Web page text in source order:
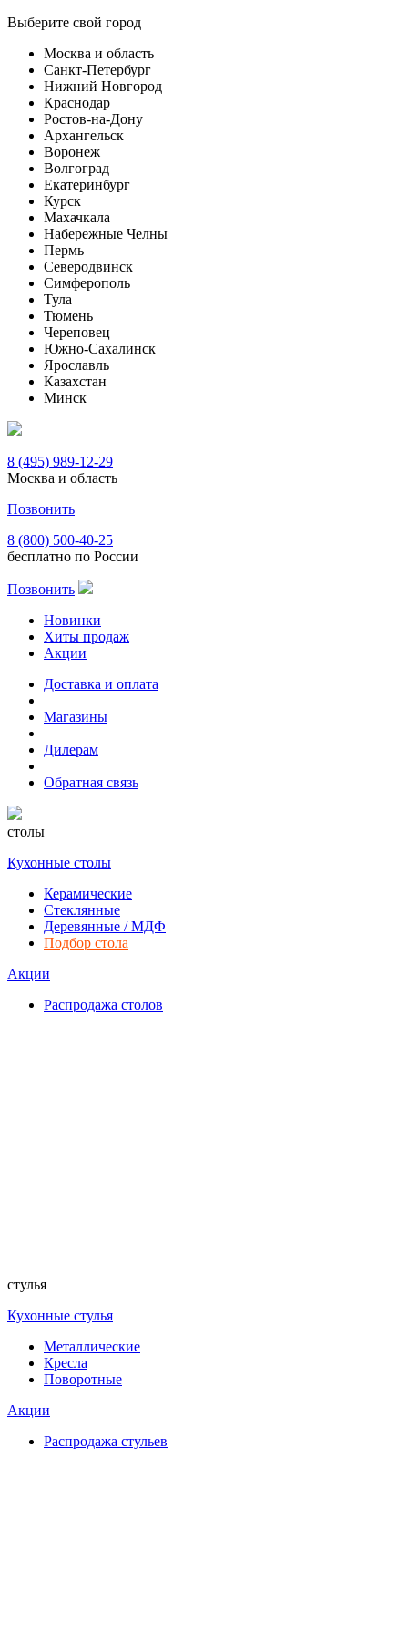
Выберите свой город
Москва и область
Санкт-Петербург
Нижний Новгород
Краснодар
Ростов-на-Дону
Архангельск
Воронеж
Волгоград
Екатеринбург
Курск
Махачкала
Набережные Челны
Пермь
Северодвинск
Симферополь
Тула
Тюмень
Череповец
Южно-Сахалинск
Ярославль
Казахстан
Минск
8 (495) 989-12-29
Москва и область
Позвонить
8 (800) 500-40-25
бесплатно по России
Позвонить
Новинки
Хиты продаж
Акции
Доставка и оплата
Магазины
Дилерам
Обратная связь
столы
Кухонные столы
Керамические
Стеклянные
Деревянные / МДФ
Подбор стола
Акции
Распродажа столов
стулья
Кухонные стулья
Металлические
Кресла
Поворотные
Акции
Распродажа стульев